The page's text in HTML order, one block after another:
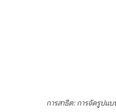
การสาธิต: การจัดรูปแ